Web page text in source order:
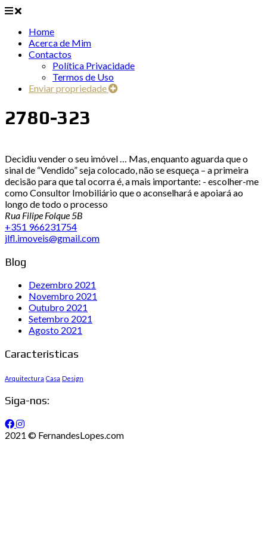
Home
Acerca de Mim
Contactos
Política Privacidade
Termos de Uso
Enviar propriedade
2780-323
Decidiu vender o seu imóvel … Mas, enquanto aguarda que o
sinal de “Vendido” seja colocado, não se esqueça – a primeira
decisão para que tal ocorra é, a mais importante: - escolher-me
como Consultor Imobiliário que o aconselhará e apoiará ao
longo de todo o processo
Rua Filipe Folque 5B
+351 966231754
jlfl.imoveis@gmail.com
Blog
Dezembro 2021
Novembro 2021
Outubro 2021
Setembro 2021
Agosto 2021
Caracteristicas
Arquitectura Casa Design
Siga-nos:
2021 © FernandesLopes.com